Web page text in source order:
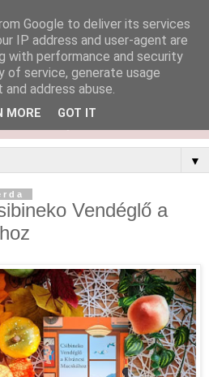
▼
​Vendéglő a
Google to deliver its services
IP address and user-agent are
with performance and security
of service, generate usage
address abuse.
MORE GOT IT